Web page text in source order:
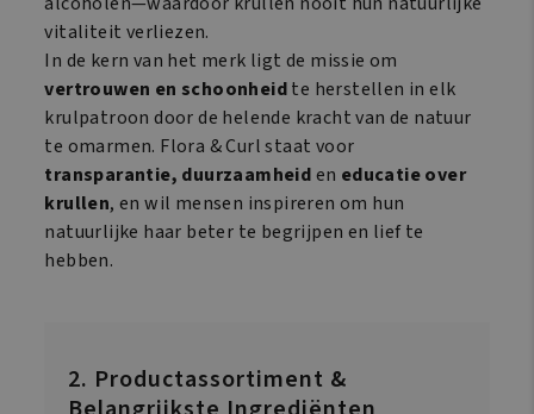
vitaliteit verliezen.
In de kern van het merk ligt de missie om
vertrouwen en schoonheidte herstellen in elk
krulpatroon door de helende kracht van de natuur
te omarmen. Flora & Curl staat voor
transparantie, duurzaamheiden educatie over
krullen, en wil mensen inspireren om hun
natuurlijke haar beter te begrijpen en lief te
hebben.
2. Productassortiment &